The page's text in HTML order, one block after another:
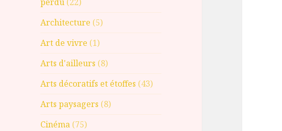
Architecture (5)
Art de vivre (1)
Arts d'ailleurs (8)
Arts décoratifs et étoffes (43)
Arts paysagers (8)
Cinéma (75)